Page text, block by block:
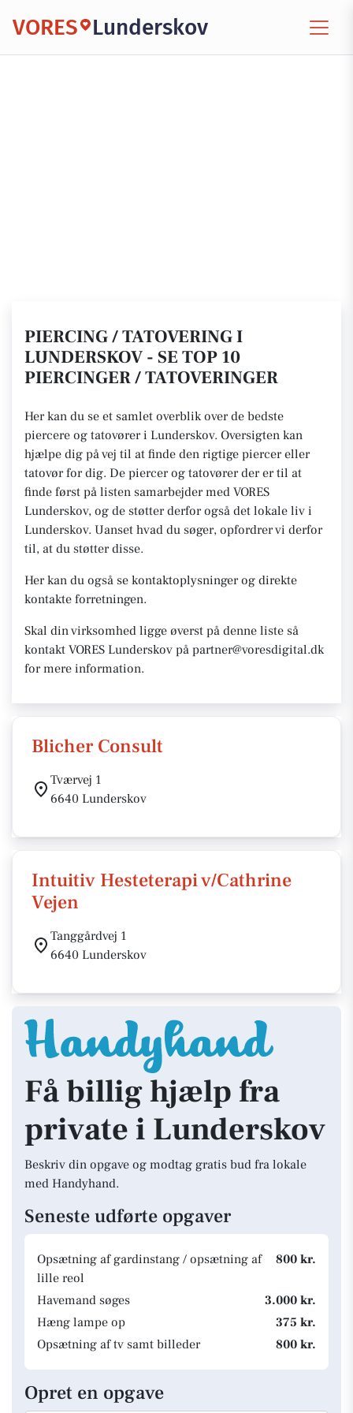
VORES Lunderskov
PIERCING / TATOVERING I
LUNDERSKOV - SE TOP 10
PIERCINGER / TATOVERINGER
Her kan du se et samlet overblik over de bedste
piercere og tatovører i Lunderskov. Oversigten kan
hjælpe dig på vej til at finde den rigtige piercer eller
tatovør for dig. De piercer og tatovører der er til at
finde først på listen samarbejder med VORES
Lunderskov, og de støtter derfor også det lokale liv i
Lunderskov. Uanset hvad du søger, opfordrer vi derfor
til, at du støtter disse.
Her kan du også se kontaktoplysninger og direkte
kontakte forretningen.
Skal din virksomhed ligge øverst på denne liste så
kontakt VORES Lunderskov på partner@voresdigital.dk
for mere information.
Blicher Consult
Tværvej 1
6640 Lunderskov
Intuitiv Hesteterapi v/Cathrine
Vejen
Tanggårdvej 1
6640 Lunderskov
Få billig hjælp fra
private i Lunderskov
Beskriv din opgave og modtag gratis bud fra lokale
med Handyhand.
Seneste udførte opgaver
Opsætning af gardinstang / opsætning af
lille reol
800 kr.
Havemand søges
3.000 kr.
Hæng lampe op
375 kr.
Opsætning af tv samt billeder
800 kr.
Opret en opgave